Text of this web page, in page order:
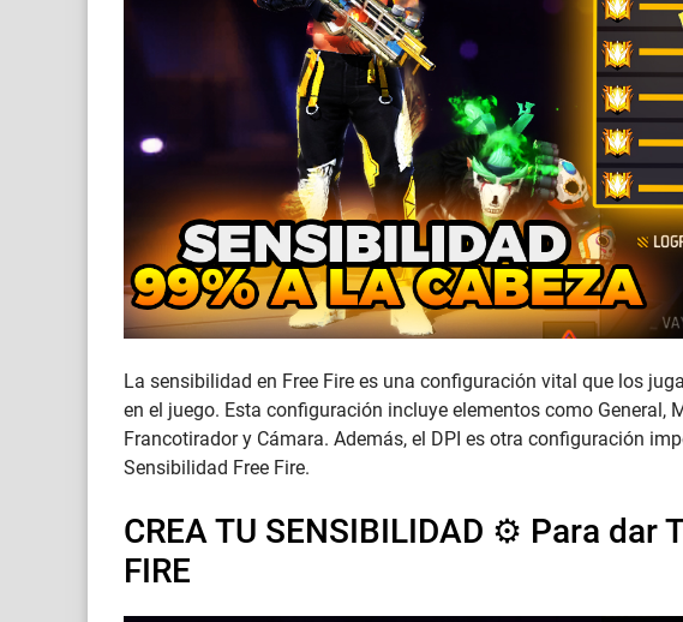
La sensibilidad en Free Fire es una configuración vital que los
en el juego. Esta configuración incluye elementos como General,
Francotirador y Cámara. Además, el DPI es otra configuración
Sensibilidad Free Fire.
CREA TU SENSIBILIDAD ⚙️ Para dar
FIRE